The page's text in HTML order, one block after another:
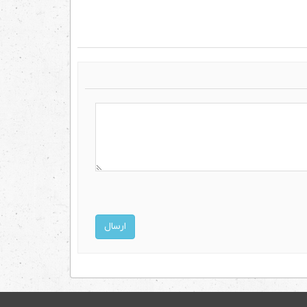
ارسال